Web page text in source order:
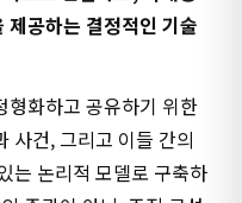
제공하는 결정적인 기술
형화하고 공유하기 위한
사건, 그리고 이들 간의
는 논리적 모델로 구축하